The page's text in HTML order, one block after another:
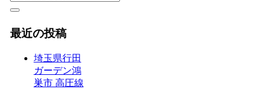
最近の投稿
埼玉県行田
ガーデン鴻
巣市 高圧線